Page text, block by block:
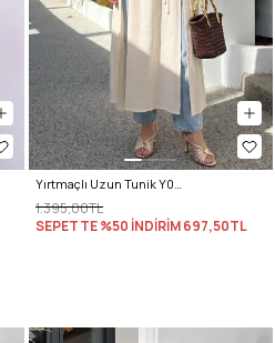
Yırtmaçlı Uzun Tunik Y0162 - EKRU
1.395,00TL
SEPETTE %50 İNDİRİM697,50TL